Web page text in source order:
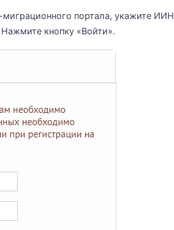
миграционного портала, укажите ИИН
кнопку «Войти».